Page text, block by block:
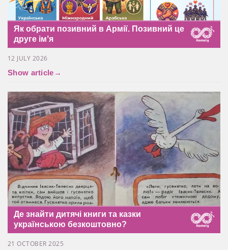
Як обрати позивний в Армії. Позивний це
друге імʼя
12 JULY 2026
Show article →
Де знайти дитячі книги та казки
українською безкоштовно?
21 OCTOBER 2025